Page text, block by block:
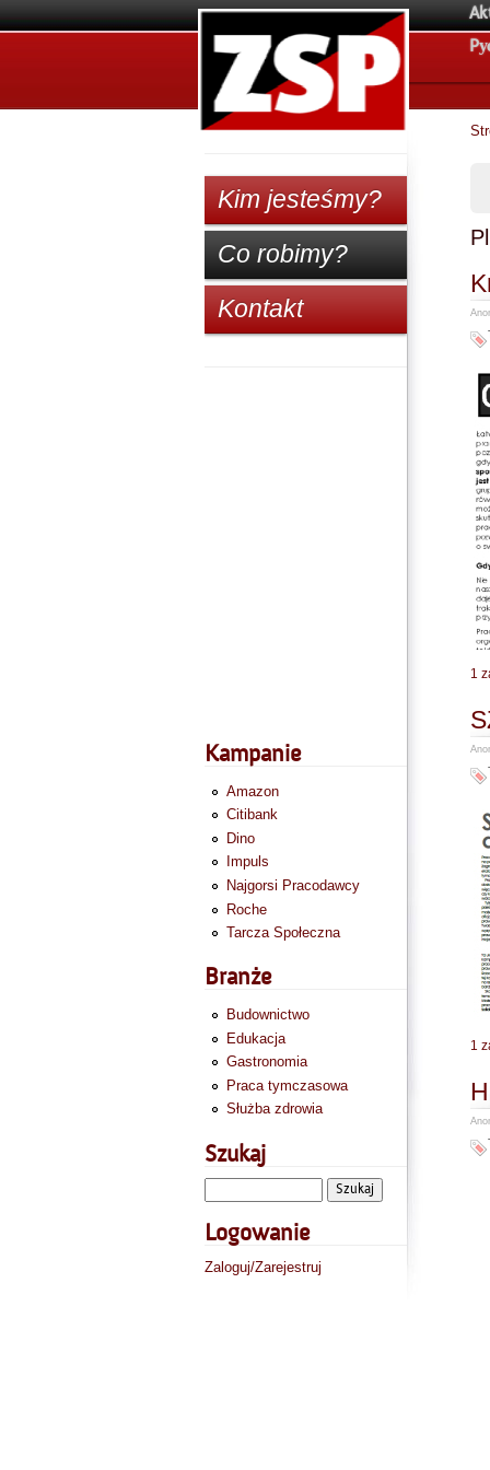
1
1
Kim jesteśmy?
Co robimy?
Kontakt
Kampanie
Amazon
Citibank
Dino
Impuls
Najgorsi Pracodawcy
Roche
Tarcza Społeczna
Branże
Budownictwo
Edukacja
Gastronomia
Praca tymczasowa
Służba zdrowia
Szukaj
Logowanie
Zaloguj/Zarejestruj